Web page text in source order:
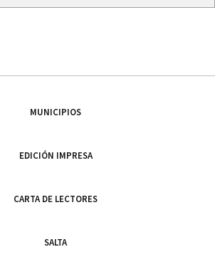
MUNICIPIOS
EDICIÓN IMPRESA
CARTA DE LECTORES
SALTA